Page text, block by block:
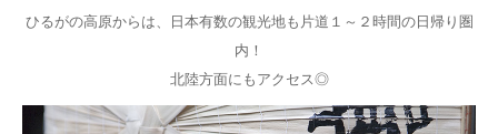
ひるがの高原からは、日本有数の観光地も片道１～２時間の日帰り圏
内！
北陸方面にもアクセス◎